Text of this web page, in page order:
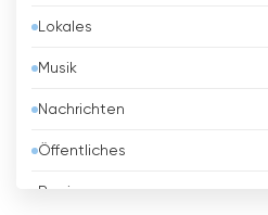
Belgien
Belize
Benin
Bhutan
Lokales
Musik
Nachrichten
Öffentliches
Regierung